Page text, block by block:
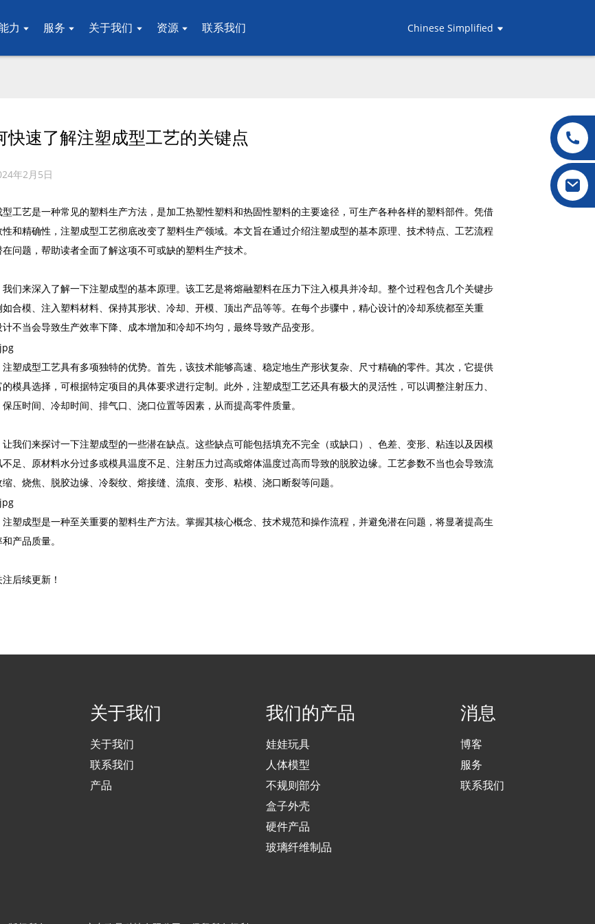
力 服务 关于我们 资源 联系我们 Chinese Simplified
快速了解注塑成型工艺的关键点
年2月5日
型工艺是一种常见的塑料生产方法，是加工热塑性塑料和热固性塑料的主要途径，可生产各种各样的塑料部件。凭借
性和精确性，注塑成型工艺彻底改变了塑料生产领域。本文旨在通过介绍注塑成型的基本原理、技术特点、工艺流程
在问题，帮助读者全面了解这项不可或缺的塑料生产技术。
我们来深入了解一下注塑成型的基本原理。该工艺是将熔融塑料在压力下注入模具并冷却。整个过程包含几个关键步
如合模、注入塑料材料、保持其形状、冷却、开模、顶出产品等等。在每个步骤中，精心设计的冷却系统都至关重
不当会导致生产效率下降、成本增加和冷却不均匀，最终导致产品变形。
注塑成型工艺具有多项独特的优势。首先，该技术能够高速、稳定地生产形状复杂、尺寸精确的零件。其次，它提供
的模具选择，可根据特定项目的具体要求进行定制。此外，注塑成型工艺还具有极大的灵活性，可以调整注射压力、
压时间、冷却时间、排气口、浇口位置等因素，从而提高零件质量。
让我们来探讨一下注塑成型的一些潜在缺点。这些缺点可能包括填充不完全（或缺口）、色差、变形、粘连以及因模
不足、原材料水分过多或模具温度不足、注射压力过高或熔体温度过高而导致的脱胶边缘。工艺参数不当也会导致流
、烧焦、脱胶边缘、冷裂纹、熔接缝、流痕、变形、粘模、浇口断裂等问题。
注塑成型是一种至关重要的塑料生产方法。掌握其核心概念、技术规范和操作流程，并避免潜在问题，将显著提高生
产品质量。
后续更新！
关于我们
关于我们
联系我们
产品
我们的产品
娃娃玩具
人体模型
不规则部分
盒子外壳
硬件产品
玻璃纤维制品
消息
博客
服务
联系我们